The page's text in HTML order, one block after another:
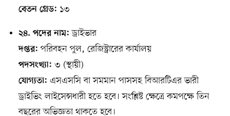
বেতন গ্রেড: ১৩
২৪. পদের নাম: ড্রাইভার
দপ্তর: পরিবহন পুল, রেজিস্ট্রারের কার্যালয়
পদসংখ্যা: ৩ (স্থায়ী)
যোগ্যতা: এসএসসি বা সমমান পাসসহ বিআরটিএর ভারী
ড্রাইভিং লাইসেন্সধারী হতে হবে। সংশ্লিষ্ট ক্ষেত্রে কমপক্ষে তিন
বছরের অভিজ্ঞতা থাকতে হবে।